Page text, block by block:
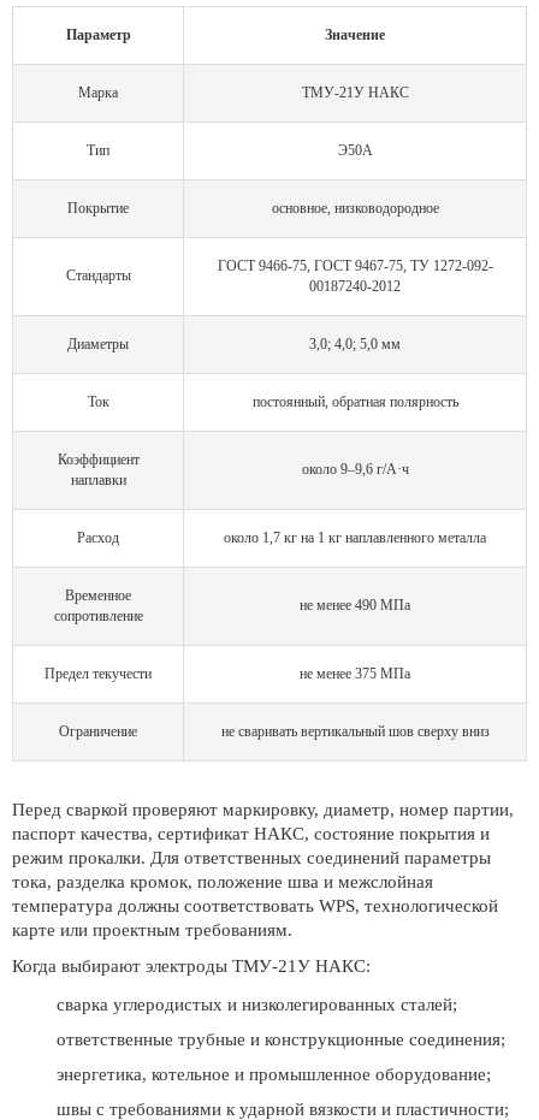
Параметр Значение
Марка ТМУ-21У НАКС
Тип Э50А
Покрытие основное, низководородное
Стандарты
ГОСТ 9466-75, ГОСТ 9467-75, ТУ 1272-092-
00187240-2012
Диаметры 3,0; 4,0; 5,0 мм
Ток постоянный, обратная полярность
Коэффициент
наплавки
около 9–9,6 г/А·ч
Расход около 1,7 кг на 1 кг наплавленного металла
Временное
сопротивление
не менее 490 МПа
Предел текучести не менее 375 МПа
Ограничение не сваривать вертикальный шов сверху вниз
Перед сваркой проверяют маркировку, диаметр, номер партии,
паспорт качества, сертификат НАКС, состояние покрытия и
режим прокалки. Для ответственных соединений параметры
тока, разделка кромок, положение шва и межслойная
температура должны соответствовать WPS, технологической
карте или проектным требованиям.
Когда выбирают электроды ТМУ-21У НАКС:
сварка углеродистых и низколегированных сталей;
ответственные трубные и конструкционные соединения;
энергетика, котельное и промышленное оборудование;
швы с требованиями к ударной вязкости и пластичности;